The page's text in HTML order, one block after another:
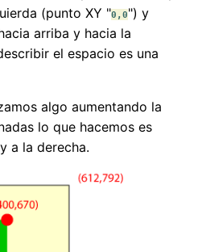
(punto XY "0,0") y
arriba y hacia la
el espacio es una
algo aumentando la
lo que hacemos es
a la derecha.